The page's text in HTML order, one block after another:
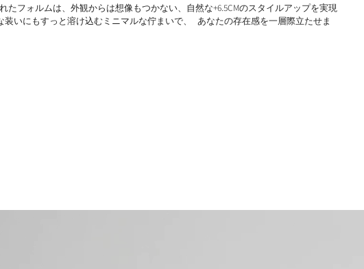
たフォルムは、外観からは想像もつかない、自然な+6.5CMのスタイルアップを実現
装いにもすっと溶け込むミニマルな佇まいで、 あなたの存在感を一層際立たせま